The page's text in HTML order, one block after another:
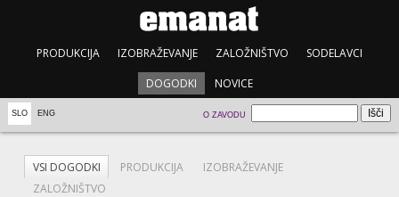
PRODUKCIJA IZOBRAŽEVANJE ZALOŽNIŠTVO SODELAVCI
DOGODKI NOVICE
SLO ENG O ZAVODU
VSI DOGODKI PRODUKCIJA
IZOBRAŽEVANJE
ZALOŽNIŠTVO